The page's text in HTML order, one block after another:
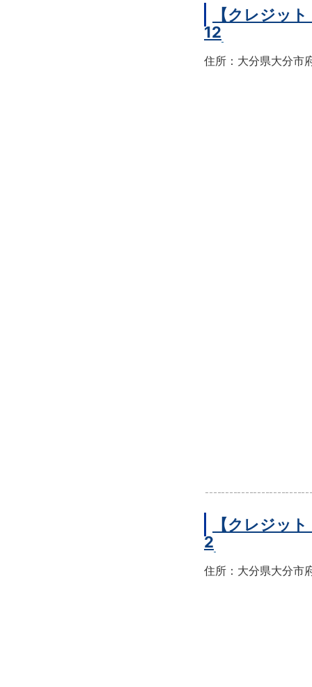
【クレジッ
12
住所：大分県大分市
【クレジッ
2
住所：大分県大分市